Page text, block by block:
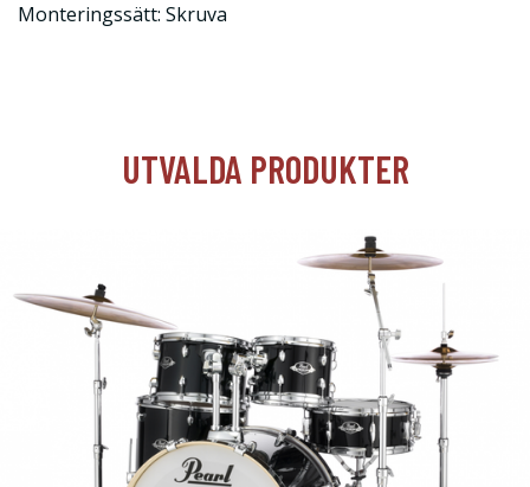
Monteringssätt: Skruva
UTVALDA PRODUKTER